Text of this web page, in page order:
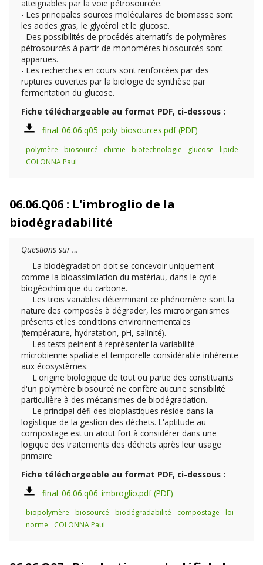
atteignables par la voie pétrosourcée.
- Les principales sources moléculaires de biomasse sont
les acides gras, le glycérol et le glucose.
- Des possibilités de procédés alternatifs de polymères
pétrosourcés à partir de monomères biosourcés sont
apparues.
- Les recherches en cours sont renforcées par des
ruptures ouvertes par la biologie de synthèse par
fermentation du glucose.
Fiche téléchargeable au format PDF, ci-dessous :
final_06.06.q05_poly_biosources.pdf
polymère biosourcé chimie biotechnologie glucose
lipide
COLONNA Paul
06.06.Q06 : L'imbroglio de la
biodégradabilité
Questions sur …
La biodégradation doit se concevoir uniquement
comme la bioassimilation du matériau, dans le cycle
biogéochimique du carbone.
Les trois variables déterminant ce phénomène sont la
nature des composés à dégrader, les microorganismes
présents et les conditions environnementales
(température, hydratation, pH, salinité).
Les tests peinent à représenter la variabilité
microbienne spatiale et temporelle considérable inhérente
aux écosystèmes.
L'origine biologique de tout ou partie des constituants
d'un polymère biosourcé ne confère aucune sensibilité
particulière à des mécanismes de biodégradation.
Le principal défi des bioplastiques réside dans la
logistique de la gestion des déchets. L'aptitude au
compostage est un atout fort à considérer dans une
logique des traitements des déchets après leur usage
primaire
Fiche téléchargeable au format PDF, ci-dessous :
final_06.06.q06_imbroglio.pdf
biopolymère biosourcé biodégradabilité compostage
loi
norme
COLONNA Paul